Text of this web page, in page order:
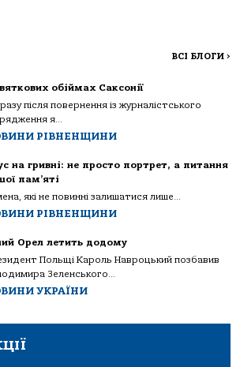
ВСІ БЛОГИ >
обіймах Саксонії
після повернення із журналістського
я...
РІВНЕНЩИНИ
на гривні: не просто портрет, а питання
пам’яті
які не повинні залишатися лише...
РІВНЕНЩИНИ
Орел летить додому
Польщі Кароль Навроцький позбавив
Зеленського...
УКРАЇНИ